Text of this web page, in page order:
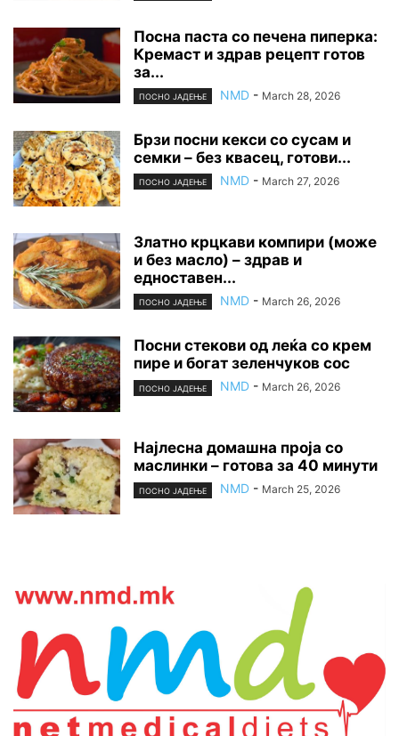
Посна паста со печена пиперка:
Кремаст и здрав рецепт готов
за...
ПОСНО ЈАДЕЊЕ NMD - March 28, 2026
Брзи посни кекси со сусам и
семки – без квасец, готови...
ПОСНО ЈАДЕЊЕ NMD - March 27, 2026
Златно крцкави компири (може
и без масло) – здрав и
едноставен...
ПОСНО ЈАДЕЊЕ NMD - March 26, 2026
Посни стекови од леќа со крем
пире и богат зеленчуков сос
ПОСНО ЈАДЕЊЕ NMD - March 26, 2026
Најлесна домашна проја со
маслинки – готова за 40 минути
ПОСНО ЈАДЕЊЕ NMD - March 25, 2026